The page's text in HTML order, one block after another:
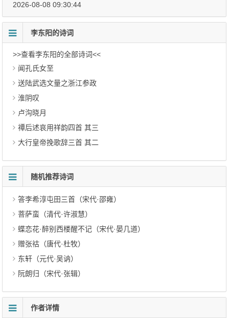
2026-08-08 09:30:44
李东阳的诗词
>>查看李东阳的全部诗词<<
闻孔氏女至
送陆武选文量之浙江参政
淮阴叹
卢沟晓月
禫后述哀用祥韵四首 其三
大行皇帝挽歌辞三首 其二
随机推荐诗词
答李希淳屯田三首（宋代·邵雍）
菩萨蛮（清代·许淑慧）
蝶恋花·醉别西楼醒不记（宋代·晏几道）
赠张祜（唐代·杜牧）
东轩（元代·吴讷）
阮朗归（宋代·张辑）
作者详情